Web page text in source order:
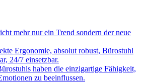
mehr nur ein Trend sondern der neue
Ergonomie, absolut robust, Bürostuhl
24/7 einsetzbar.
haben die einzigartige Fähigkeit,
zu beeinflussen.